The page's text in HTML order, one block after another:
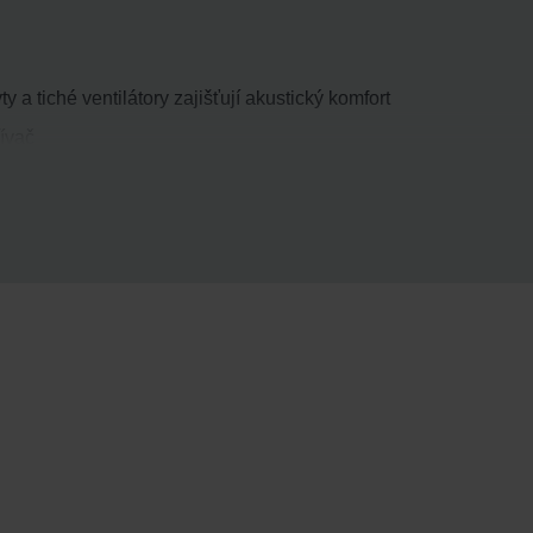
a tiché ventilátory zajišťují akustický komfort